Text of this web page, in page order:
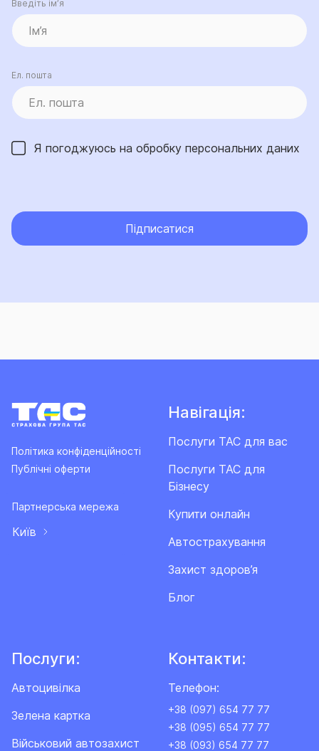
Введіть ім’я
Ел. пошта
Я погоджуюсь на обробку персональних даних
Підписатися
Політика конфіденційності
Публічні оферти
Партнерська мережа
Київ
Навігація:
Послуги ТАС для вас
Послуги ТАС для
Бізнесу
Купити онлайн
Автострахування
Захист здоров’я
Блог
Послуги:
Автоцивілка
Зелена картка
Військовий автозахист
Контакти:
Телефон:
+38 (097) 654 77 77
+38 (095) 654 77 77
+38 (093) 654 77 77